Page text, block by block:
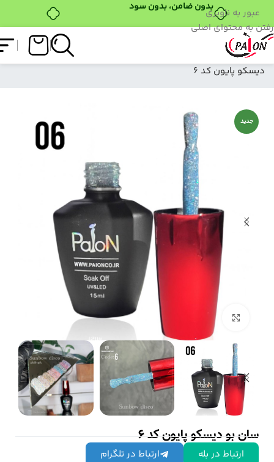
بدون ضامن، بدون سودعبور به ناوبری
رفتن به محتوای اصلی
فروشگاه /
سان بو
دیسکو پایون کد 6
جدید
بزرگنمایی تصویر
سان بو دیسکو پایون کد 6
ارتباط در بله ارتباط در تلگرام